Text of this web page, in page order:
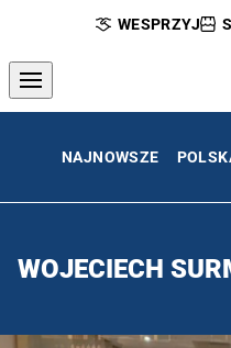
WESPRZYJ
NAJNOWSZE
WOJECIECH